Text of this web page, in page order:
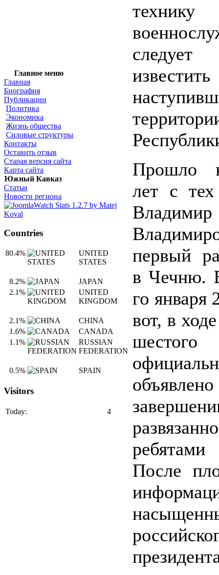
Главное меню
Главная
Биография
Публикации
Политика
Экономика
Жизнь общества
Силовые структуры
Контакты
Оставить отзыв
Старая версия сайта
Карта сайта
Южный Кавказ
Статьи
Новости региона
Countries
80.4%
UNITED
STATES
8.2%
JAPAN
2.1%
UNITED
KINGDOM
2.1%
CHINA
1.6%
CANADA
1.1%
RUSSIAN
FEDERATION
0.5% SPAIN
Visitors
Today: 4
Прошло
лет с
Владимир
первый
в Чечню.
го января
вот, в
После